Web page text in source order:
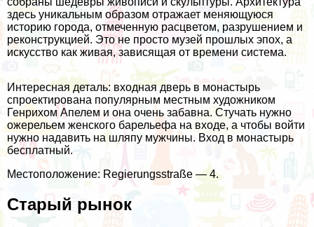
здесь уникальным образом отражает меняющуюся
историю города, отмеченную расцветом, разрушением и
реконструкцией. Это не просто музей прошлых эпох, а
искусство как живая, зависящая от времени система.
Интересная деталь: входная дверь в монастырь
спроектирована популярным местным художником
Генрихом Апелем и она очень забавна. Стучать нужно
ожерельем женского барельефа на входе, а чтобы войти
нужно надавить на шляпу мужчины. Вход в монастырь
бесплатный.
Местоположение: Regierungsstraße — 4.
Старый рынок